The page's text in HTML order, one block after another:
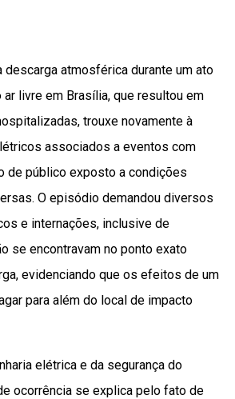
descarga atmosférica durante um ato
livre em Brasília, que resultou em
trouxe novamente à
associados a eventos com
de público exposto a condições
O episódio demandou diversos
e internações, inclusive de
se encontravam no ponto exato
evidenciando que os efeitos de um
para além do local de impacto
elétrica e da segurança do
ocorrência se explica pelo fato de